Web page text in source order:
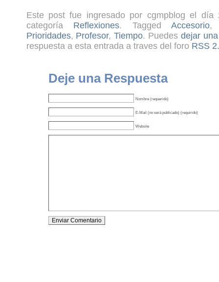
Este post fue ingresado por cgmpblog el
categoría Reflexiones. TaggedAccesorio
Prioridades, Profesor,Tiempo. Puedesdejar
respuesta a esta entrada a traves del foro RSS
Deje una Respuesta
Nombre (requerido)
E-Mail (no será publicado) (requirido)
Website